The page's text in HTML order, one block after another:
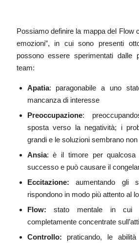
Possiamo definire la mappa del Flow
emozioni”, in cui sono presenti
possono essere sperimentati dalle
team:
Apatia: paragonabile a uno
mancanza di interesse
Preoccupazione:
sposta verso la negatività; i
grandi e le soluzioni sembrano
Ansia: è il timore per qualcosa
successo e può causare il
Eccitazione: aumentando gli
rispondono in modo più attento al
Flow: stato mentale in cui
completamente concentrate
Controllo: praticando, le